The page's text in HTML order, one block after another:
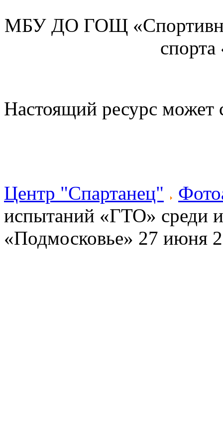
МБУ ДО ГОЩ
Настоящий ресурс может
Центр "Спартанец"
испытаний «ГТО» среди
«Подмосковье» 27 июня